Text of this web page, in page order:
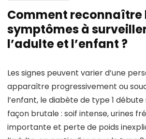
Comment reconnaître
symptômes à
l’adulte et l’enfant ?
Les signes peuvent varier d’une
apparaître progressivement ou
l’enfant, le diabète de type 1
façon brutale : soif intense, urines
importante et perte de poids